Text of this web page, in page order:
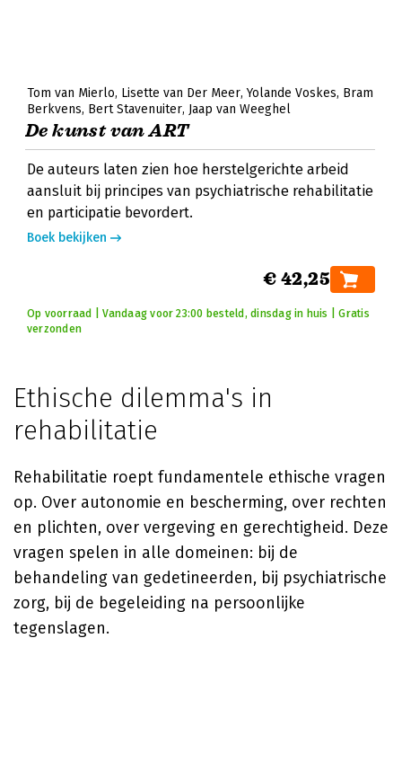
Tom van Mierlo Lisette van Der Meer Yolande Voskes Bram
Berkvens Bert Stavenuiter Jaap van Weeghel
De kunst van ART
De auteurs laten zien hoe herstelgerichte arbeid
aansluit bij principes van psychiatrische rehabilitatie
en participatie bevordert.
Boek bekijken
€ 42,25
Op voorraad | Vandaag voor 23:00 besteld, dinsdag in huis | Gratis
verzonden
Ethische dilemma's in
rehabilitatie
Rehabilitatie roept fundamentele ethische vragen
op. Over autonomie en bescherming, over rechten
en plichten, over vergeving en gerechtigheid. Deze
vragen spelen in alle domeinen: bij de
behandeling van gedetineerden, bij psychiatrische
zorg, bij de begeleiding na persoonlijke
tegenslagen.